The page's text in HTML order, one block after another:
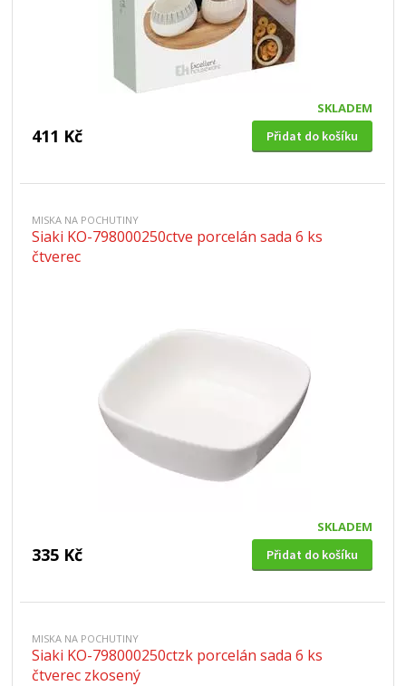
SKLADEM
411 Kč Přidat do košíku
MISKA NA POCHUTINY
Siaki KO-798000250ctve porcelán sada 6 ks
čtverec
SKLADEM
335 Kč Přidat do košíku
MISKA NA POCHUTINY
Siaki KO-798000250ctzk porcelán sada 6 ks
čtverec zkosený